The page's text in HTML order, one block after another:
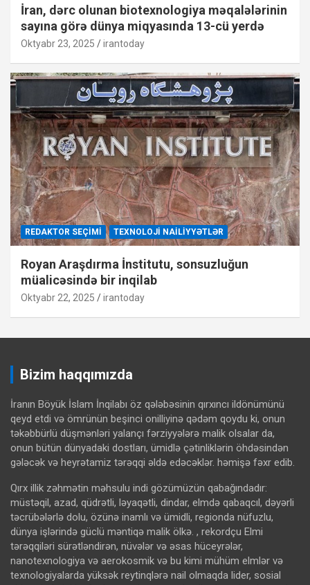
İran, dərc olunan biotexnologiya məqalələrinin
sayına görə dünya miqyasında 13-cü yerdə
Oktyabr 23, 2025 irantoday
REDAKTOR SEÇIMI TEXNOLOJI NAILIYYƏTLƏR
Royan Araşdırma İnstitutu, sonsuzluğun
müalicəsində bir inqilab
Oktyabr 22, 2025 irantoday
Bizim haqqımızda
İranın Böyük İslam İnqilabı öz qələbəsinin qırxıncı ildönümünü
qeyd etdi və ömrünün beşinci onilliyinə qədəm qoydu ki, onun
təkəbbürlü düşmənləri yalançı fərziyyələrə malik olsalar da,
onun bütün dünyadaki dostları, ümidlə çətinliklərin öhdəsindən
gələcək və heyrətamiz tərəqqi əldə edəcəklər. həmişə fəxr edib.
Qırx illik zəhmətin məhsulu indi gözümüzün qabağındadır:
müstəqil, azad, qüdrətli, ləyaqətli, dindar, elmdə qabaqcıl, dəyərli
təcrübələrlə dolu, özünə inamlı və ümidli, regionda nüfuzlu,
dünya işlərində güclü məntiqə malik ölkə. , rekordçu Elmi
tərəqqiləri sürətləndirən, nüvələr və əsas hüceyrələr,
nanotexnologiya və aerokosmik və bu kimi mühüm elmlər və
texnologiyalarda yüksək reytinqlərə nail olmaqda lider, sosial